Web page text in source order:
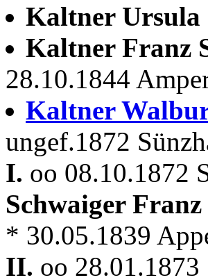
Kaltner Ursula
Kaltner Franz
28.10.1844
Kaltner
ungef.1872
I. oo 08.10.1872
Schwaiger
* 30.05.1839
II. oo 28.01.1873